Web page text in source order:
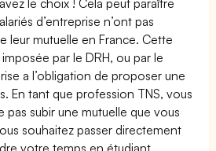
d’entreprise n’ont pas
leur mutuelle en France. Cette
par le DRH, ou par le
a l’obligation de proposer une
En tant que profession TNS, vous
pas subir une mutuelle que vous
souhaitez passer directement
votre temps en étudiant